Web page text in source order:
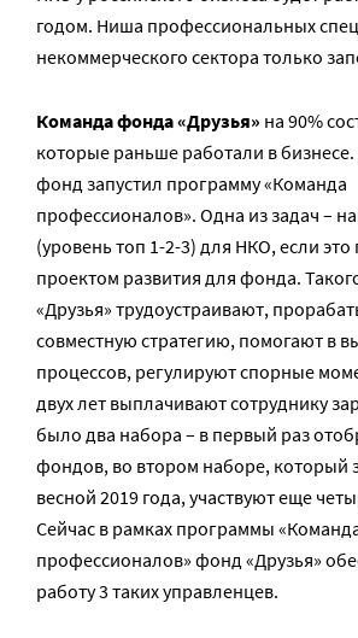
годом. Ниша профессиональных
некоммерческого сектора только
Команда фонда «Друзья» на 90%
которые раньше работали в бизнесе.
фонд запустил программу «Команда
профессионалов». Одна из задач –
(уровень топ 1-2-3) для НКО, если
проектом развития для фонда.
«Друзья» трудоустраивают,
совместную стратегию, помогают в
процессов, регулируют спорные
двух лет выплачивают сотруднику
было два набора – в первый раз
фондов, во втором наборе, который
весной 2019 года, участвуют еще
Сейчас в рамках программы
профессионалов» фонд «Друзья»
работу 3 таких управленцев.